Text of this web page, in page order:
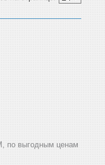
по выгодным ценам